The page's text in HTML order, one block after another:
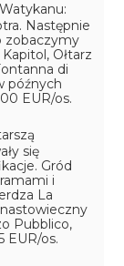
Następnie
zobaczymy
Ołtarz
di
późnych
EUR/os.
się
Gród
i
La
Pubblico,
EUR/os.